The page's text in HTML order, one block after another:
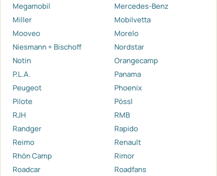
Megamobil
Mercedes-Benz
Miller
Mobilvetta
Mooveo
Morelo
Niesmann + Bischoff
Nordstar
Notin
Orangecamp
P.L.A.
Panama
Peugeot
Phoenix
Pilote
Pössl
RJH
RMB
Randger
Rapido
Reimo
Renault
Rhön Camp
Rimor
Roadcar
Roadfans